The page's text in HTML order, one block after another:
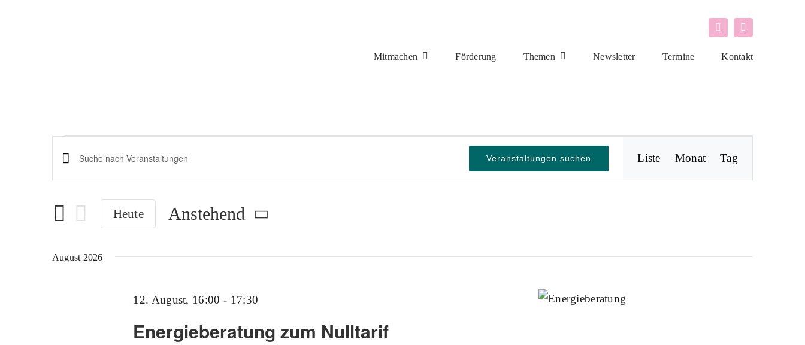
Mitmachen Förderung Themen Newsletter Termine Kontakt
Veranstaltungen
Veranstaltungen
Suche
und
Ansichten,
Bitte
eingeben.
Suche
Veranstaltungen
Veranstaltungen suchen
Ansichten-
Navigation
Liste Monat Tag
Heute
Anstehend
wählen.
August 2026
Energieberatung zum Nulltarif
12. August, 16:00 - 17:30